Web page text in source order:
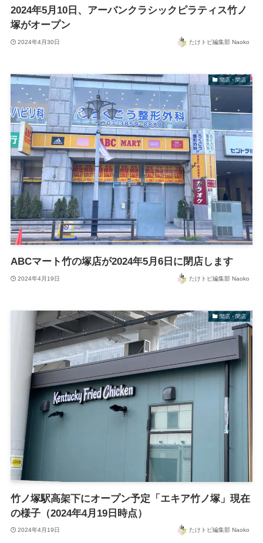
2024年5月10日、アーバンクラシックピラティス竹ノ
塚がオープン
2024年4月30日 たけトピ編集部 Naoko
開店・閉店
ABCマート竹の塚店が2024年5月6日に閉店します
2024年4月19日 たけトピ編集部 Naoko
開店・閉店
竹ノ塚駅高架下にオープン予定「エキア竹ノ塚」現在
の様子（2024年4月19日時点）
2024年4月19日 たけトピ編集部 Naoko